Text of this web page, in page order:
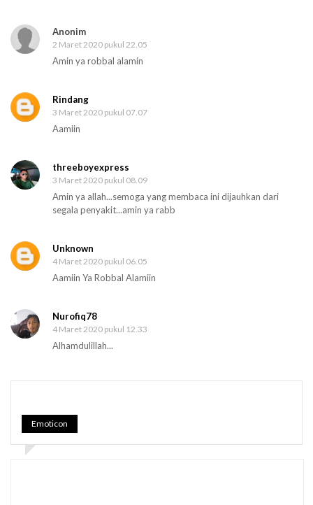
Anonim
2 Maret 2020 pukul 22.05
Amin ya robbal alamin
Rindang
3 Maret 2020 pukul 07.07
Aamiin
threeboyexpress
3 Maret 2020 pukul 08.09
Amin ya allah...semoga yang membaca ini dijauhkan dari
segala penyakit...amin ya rabb
Unknown
4 Maret 2020 pukul 06.05
Aamiin Ya Robbal Alamiin
Nurofiq78
4 Maret 2020 pukul 12.33
Alhamdulillah...
Emoticon